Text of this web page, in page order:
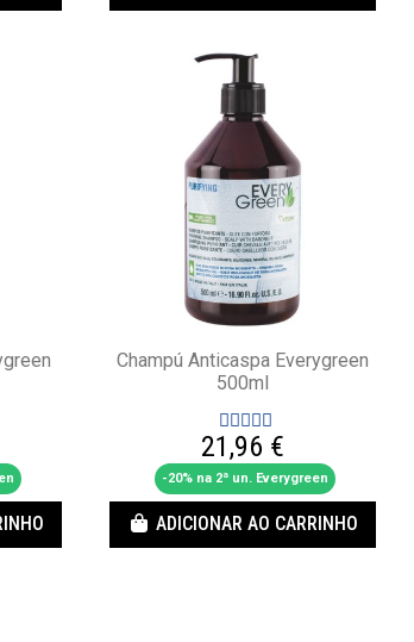
Champú Anticaspa Everygreen
500ml
21,96 €
-20% na 2ª un. Everygreen
ADICIONAR AO CARRINHO